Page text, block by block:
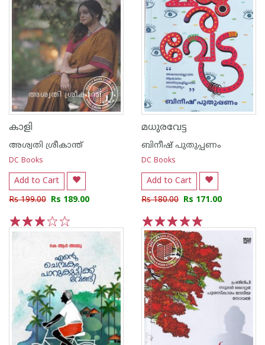
കാളി
അശ്വതി ശ്രീകാന്ത്
DC Books
Add to Cart
Rs 199.00 Rs 189.00
1
മധുരവേട്ട
ബിനീഷ് പുതുപ്പണം
DC Books
Add to Cart
Rs 180.00 Rs 171.00
5
4
3
2
1